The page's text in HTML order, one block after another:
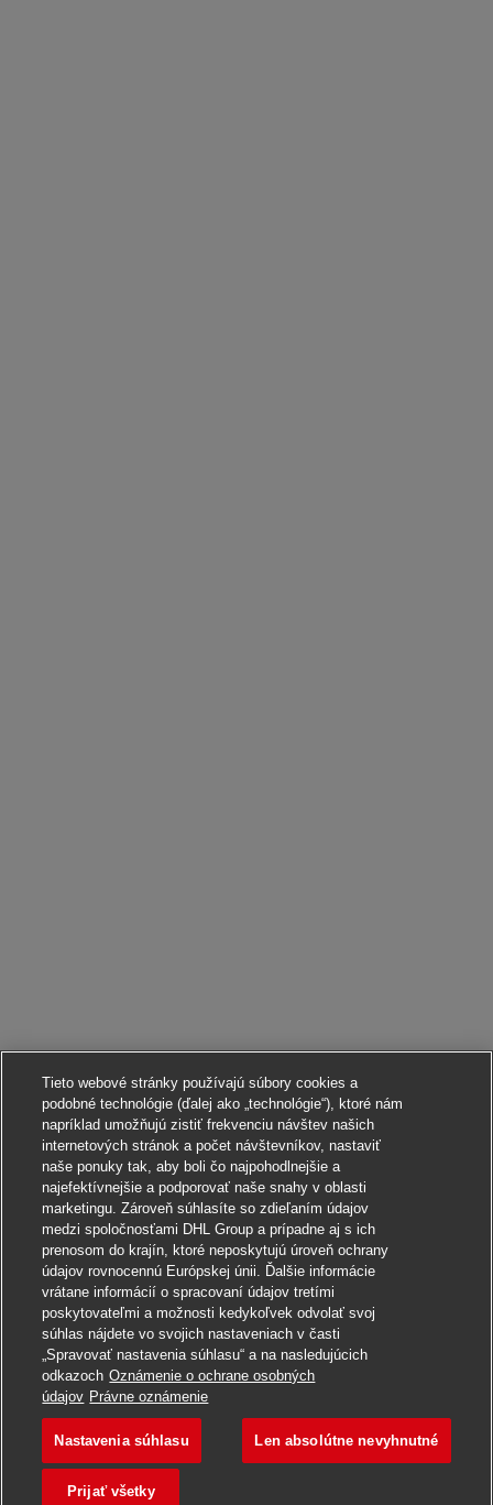
Uchádzať sa o toto pracovné miesto
Uložiť pracovné miesto Postbote für
Tieto webové stránky používajú súbory cookies a
podobné technológie (ďalej ako „technológie“), ktoré nám
napríklad umožňujú zistiť frekvenciu návštev našich
internetových stránok a počet návštevníkov, nastaviť
naše ponuky tak, aby boli čo najpohodlnejšie a
najefektívnejšie a podporovať naše snahy v oblasti
marketingu. Zároveň súhlasíte so zdieľaním údajov
medzi spoločnosťami DHL Group a prípadne aj s ich
prenosom do krajín, ktoré neposkytujú úroveň ochrany
údajov rovnocennú Európskej únii. Ďalšie informácie
vrátane informácií o spracovaní údajov tretími
poskytovateľmi a možnosti kedykoľvek odvolať svoj
súhlas nájdete vo svojich nastaveniach v časti
„Spravovať nastavenia súhlasu“ a na nasledujúcich
odkazoch Oznámenie o ochrane osobných
údajov Právne oznámenie
Nastavenia súhlasu Len absolútne nevyhnutné
Prijať všetky